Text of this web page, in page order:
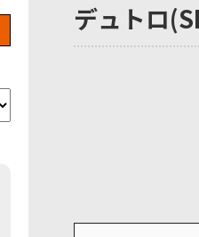
デュトロ